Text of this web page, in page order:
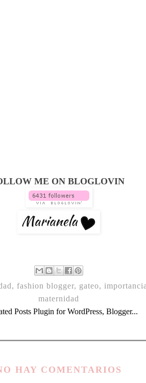
ME ON BLOGLOVIN
, fashion blogger, gateo,
maternidad
HAY COMENTARIOS